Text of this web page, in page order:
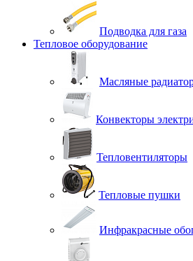
Подводка для газа
Тепловое оборудование
Масляные
Конвекторы
Тепловентиляторы
Тепловые пушки
Инфракрасные